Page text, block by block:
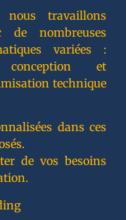
travaillons
de nombreuses
variées :
conception et
technique
dans ces
de vos besoins